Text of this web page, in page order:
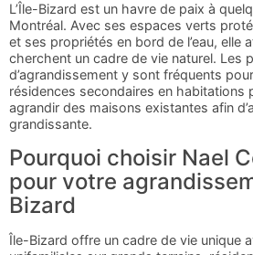
L’Île-Bizard est un havre de paix à
Montréal. Avec ses espaces verts
et ses propriétés en bord de l’eau, elle
cherchent un cadre de vie naturel. Les
d’agrandissement y sont fréquents
résidences secondaires en habitations
agrandir des maisons existantes afin
grandissante.
Pourquoi choisir Nael
pour votre
Bizard
Île-Bizard offre un cadre de vie unique